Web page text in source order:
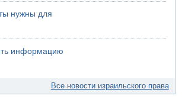
нужны для
информацию
Все новости израильского права